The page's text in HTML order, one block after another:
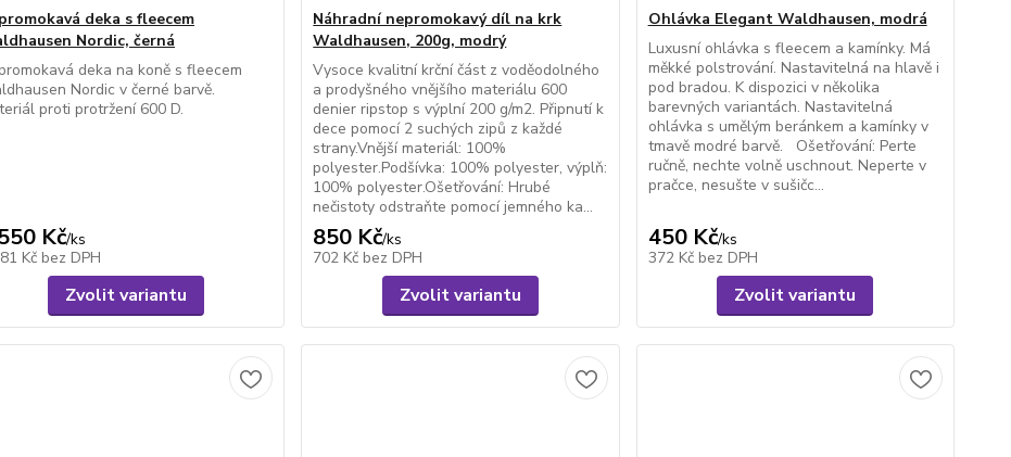
deka s fleecem
Nordic, černá
deka na koně s fleecem
Nordic v černé barvě.
proti protržení 600 D.
Kč/ks
Kč bez DPH
Zvolit variantu
Náhradní nepromokavý díl na krk
Waldhausen, 200g, modrý
Vysoce kvalitní krční část z voděodolného
a prodyšného vnějšího materiálu 600
denier ripstop s výplní 200 g/m2. Připnutí k
dece pomocí 2 suchých zipů z každé
strany.Vnější materiál: 100%
polyester.Podšívka: 100% polyester, výplň:
100% polyester.Ošetřování: Hrubé
nečistoty odstraňte pomocí jemného ka...
850 Kč/ks
702 Kč bez DPH
Zvolit variantu
Ohlávka Elegant Waldhausen, modrá
Luxusní ohlávka s fleecem a kamínky. Má
měkké polstrování. Nastavitelná na hlavě i
pod bradou. K dispozici v několika
barevných variantách. Nastavitelná
ohlávka s umělým beránkem a kamínky v
tmavě modré barvě. Ošetřování: Perte
ručně, nechte volně uschnout. Neperte v
pračce, nesušte v sušičc...
450 Kč/ks
372 Kč bez DPH
Zvolit variantu